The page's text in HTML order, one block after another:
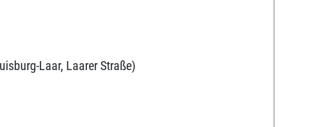
Laar, Laarer Straße)